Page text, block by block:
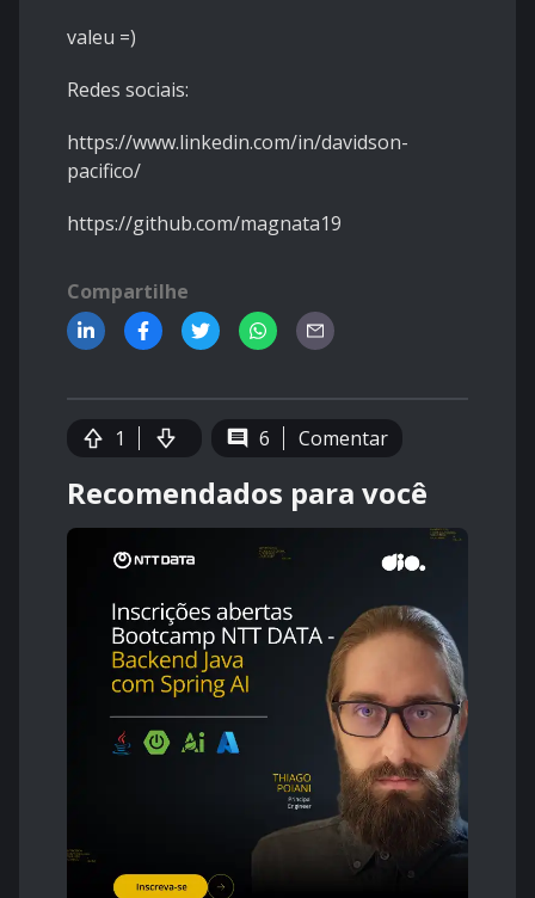
valeu =)
Redes sociais:
https://www.linkedin.com/in/davidson-
pacifico/
https://github.com/magnata19
Compartilhe
1 6 Comentar
Recomendados para você